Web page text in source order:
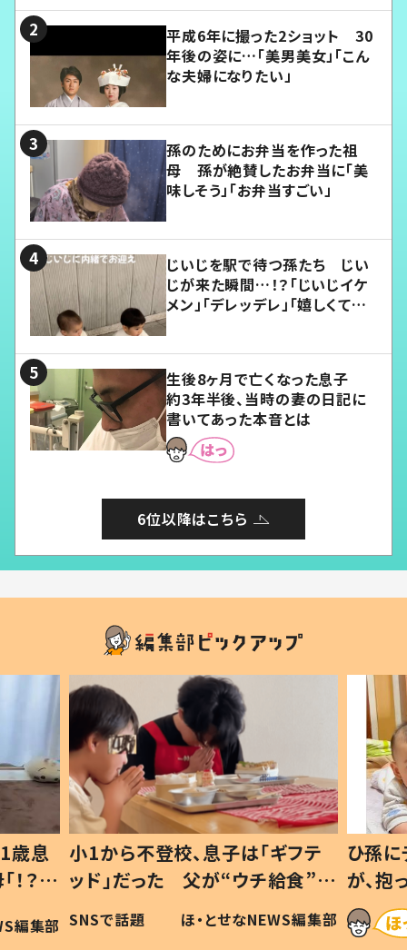
平成6年に撮った2ショット 30
年後の姿に…「美男美女」「こん
な夫婦になりたい」
孫のためにお弁当を作った祖
母 孫が絶賛したお弁当に「美
味しそう」「お弁当すごい」
じいじを駅で待つ孫たち じい
じが来た瞬間…！？「じいじイケ
メン」「デレッデレ」「嬉しくて可
生後8ヶ月で亡くなった息子
約3年半後、当時の妻の日記に
書いてあった本音とは
6位以降はこちら
歳息
？」
編集部
小1から不登校、息子は「ギフテ
ッド」だった 父が“ウチ給食”を
作り続ける理由とは #令和の親
#令和の子
SNSで話題 ほ・とせなNEWS編集部
ひ孫
が、
「涙が
い」